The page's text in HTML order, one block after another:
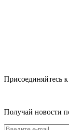
Присоединяйтесь
Получай новости